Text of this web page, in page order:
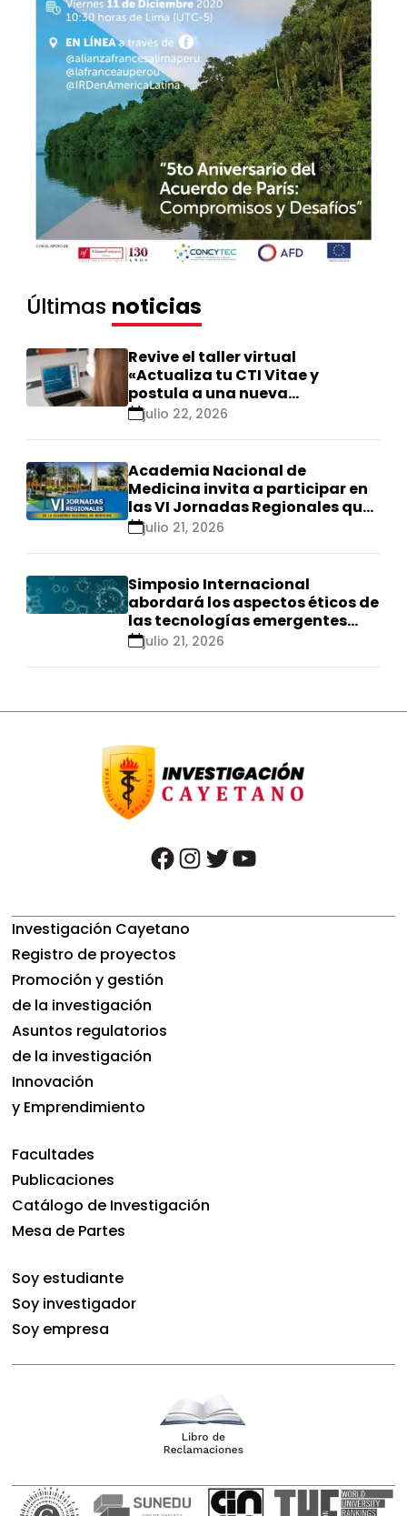
Últimas noticias
Revive el taller virtual
«Actualiza tu CTI Vitae y
postula a una nueva
calificación Renacyt»
julio 22, 2026
Academia Nacional de
Medicina invita a participar en
las VI Jornadas Regionales que
se realizarán en Ica
julio 21, 2026
Simposio Internacional
abordará los aspectos éticos de
las tecnologías emergentes
para el control de
julio 21, 2026
facebook instagram twitter youtube
Investigación Cayetano
Registro de proyectos
Promoción y gestión
de la investigación
Asuntos regulatorios
de la investigación
Innovación
y Emprendimiento
Facultades
Publicaciones
Catálogo de Investigación
Mesa de Partes
Soy estudiante
Soy investigador
Soy empresa